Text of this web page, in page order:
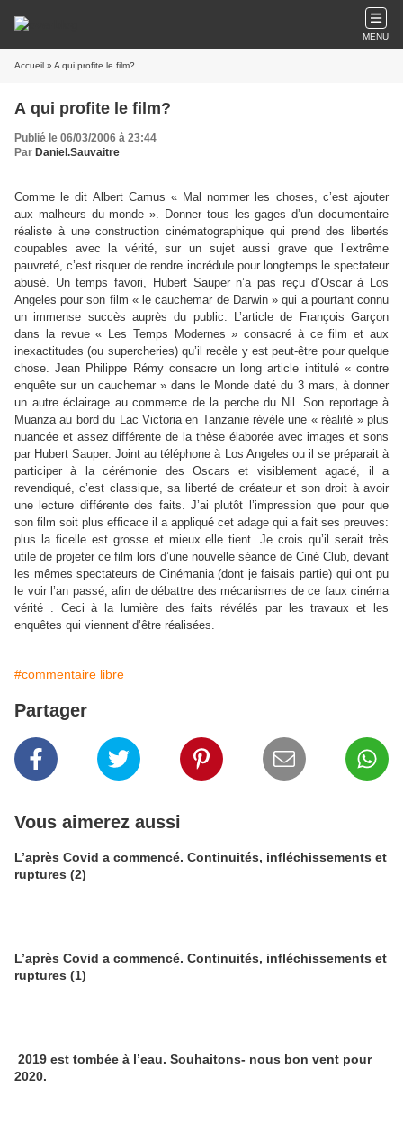
MENU
Accueil » A qui profite le film?
A qui profite le film?
Publié le 06/03/2006 à 23:44
Par Daniel.Sauvaitre
Comme le dit Albert Camus « Mal nommer les choses, c’est ajouter
aux malheurs du monde ». Donner tous les gages d’un documentaire
réaliste à une construction cinématographique qui prend des libertés
coupables avec la vérité, sur un sujet aussi grave que l’extrême
pauvreté, c’est risquer de rendre incrédule pour longtemps le spectateur
abusé. Un temps favori, Hubert Sauper n’a pas reçu d’Oscar à Los
Angeles pour son film « le cauchemar de Darwin » qui a pourtant connu
un immense succès auprès du public. L’article de François Garçon
dans la revue « Les Temps Modernes » consacré à ce film et aux
inexactitudes (ou supercheries) qu’il recèle y est peut-être pour quelque
chose. Jean Philippe Rémy consacre un long article intitulé « contre
enquête sur un cauchemar » dans le Monde daté du 3 mars, à donner
un autre éclairage au commerce de la perche du Nil. Son reportage à
Muanza au bord du Lac Victoria en Tanzanie révèle une « réalité » plus
nuancée et assez différente de la thèse élaborée avec images et sons
par Hubert Sauper. Joint au téléphone à Los Angeles ou il se préparait à
participer à la cérémonie des Oscars et visiblement agacé, il a
revendiqué, c’est classique, sa liberté de créateur et son droit à avoir
une lecture différente des faits. J’ai plutôt l’impression que pour que
son film soit plus efficace il a appliqué cet adage qui a fait ses preuves:
plus la ficelle est grosse et mieux elle tient. Je crois qu’il serait très
utile de projeter ce film lors d’une nouvelle séance de Ciné Club, devant
les mêmes spectateurs de Cinémania (dont je faisais partie) qui ont pu
le voir l’an passé, afin de débattre des mécanismes de ce faux cinéma
vérité . Ceci à la lumière des faits révélés par les travaux et les
enquêtes qui viennent d’être réalisées.
#commentaire libre
Partager
Vous aimerez aussi
L’après Covid a commencé. Continuités, infléchissements et
ruptures (2)
L’après Covid a commencé. Continuités, infléchissements et
ruptures (1)
2019 est tombée à l’eau. Souhaitons- nous bon vent pour
2020.